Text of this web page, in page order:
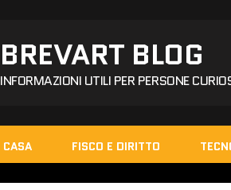
BREVART BLOG
INFORMAZIONI UTILI PER PERSONE
CASA FISCO E DIRITTO